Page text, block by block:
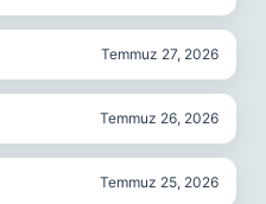
Temmuz 27, 2026
Temmuz 26, 2026
Temmuz 25, 2026